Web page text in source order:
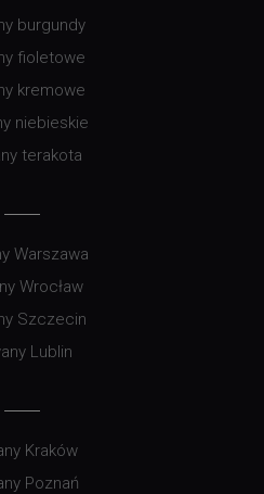
burgundy
fioletowe
kremowe
niebieskie
terakota
Warszawa
Wrocław
Szczecin
Lublin
Kraków
Poznań